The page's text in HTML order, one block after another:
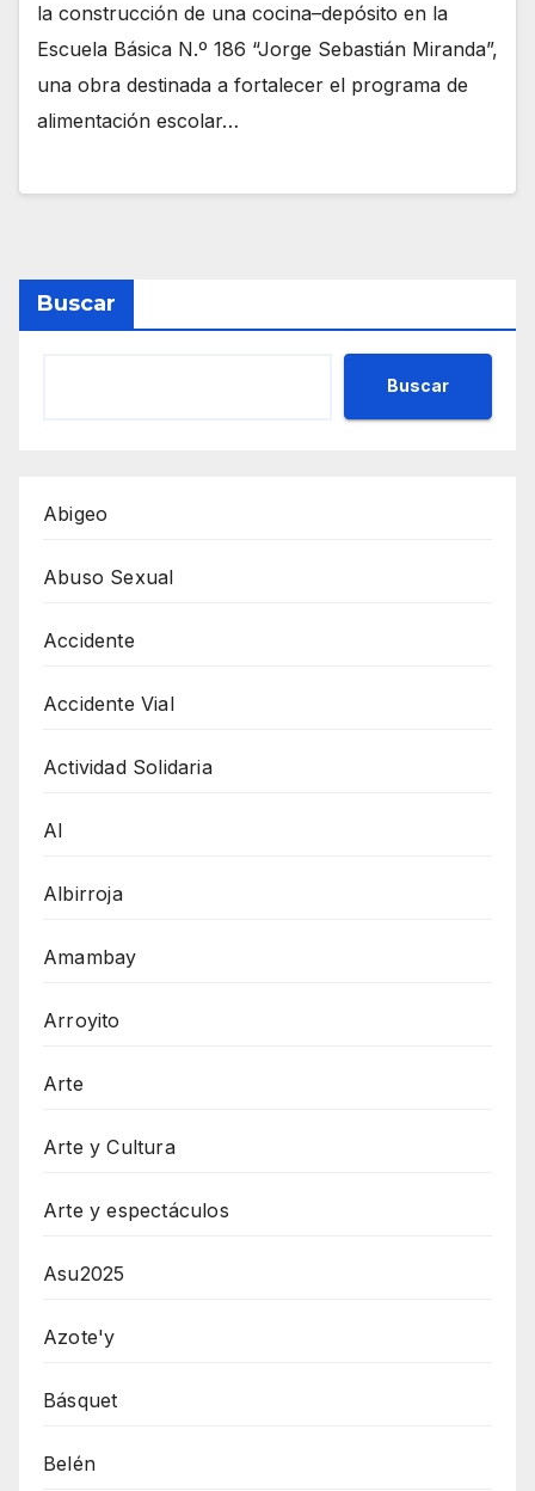
la construcción de una cocina–depósito en la
Escuela Básica N.º 186 “Jorge Sebastián Miranda”,
una obra destinada a fortalecer el programa de
alimentación escolar…
Buscar
Buscar
Abigeo
Abuso Sexual
Accidente
Accidente Vial
Actividad Solidaria
AI
Albirroja
Amambay
Arroyito
Arte
Arte y Cultura
Arte y espectáculos
Asu2025
Azote'y
Básquet
Belén